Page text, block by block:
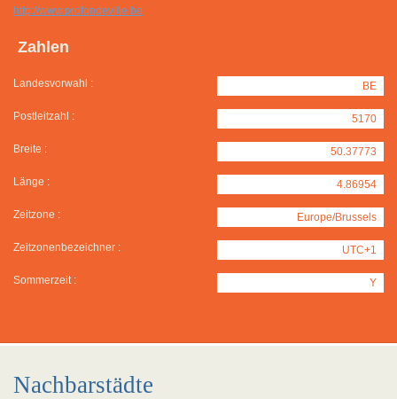
http://www.profondeville.be
Zahlen
Landesvorwahl : BE
Postleitzahl : 5170
Breite : 50.37773
Länge : 4.86954
Zeitzone : Europe/Brussels
Zeitzonenbezeichner : UTC+1
Sommerzeit : Y
Nachbarstädte